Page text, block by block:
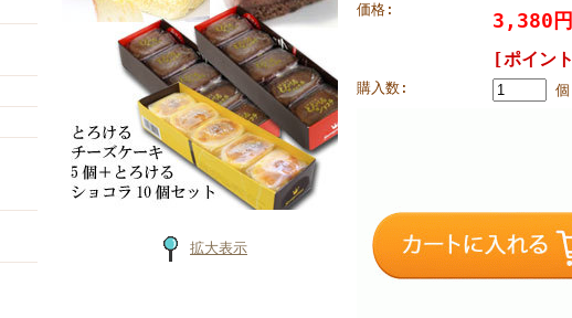
拡大表示
価格: 3,380
[ポイン
購入数: 個